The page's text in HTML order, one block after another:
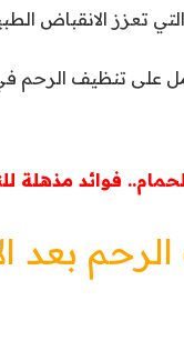
تعزز الانقباض
على تنظيف الرحم
فوائد مذهلة
بعد